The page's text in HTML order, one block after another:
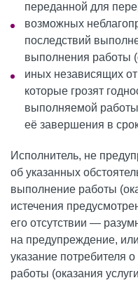
переданной для
возможных
последствий
выполнения работы
иных независящих от
которые грозят
выполняемой
её завершения в
Исполнитель, не
об указанных
выполнение работы
истечения
его отсутствии —
на предупреждение,
указание потребителя
работы (оказания